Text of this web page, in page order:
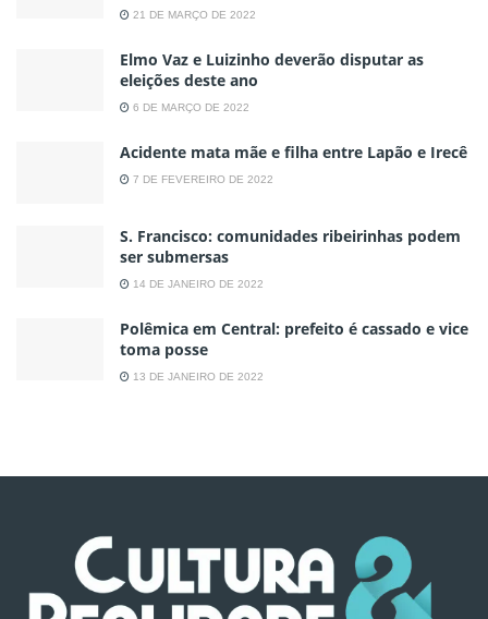
21 DE MARÇO DE 2022
Elmo Vaz e Luizinho deverão disputar as
eleições deste ano
6 DE MARÇO DE 2022
Acidente mata mãe e filha entre Lapão e Irecê
7 DE FEVEREIRO DE 2022
S. Francisco: comunidades ribeirinhas podem
ser submersas
14 DE JANEIRO DE 2022
Polêmica em Central: prefeito é cassado e vice
toma posse
13 DE JANEIRO DE 2022